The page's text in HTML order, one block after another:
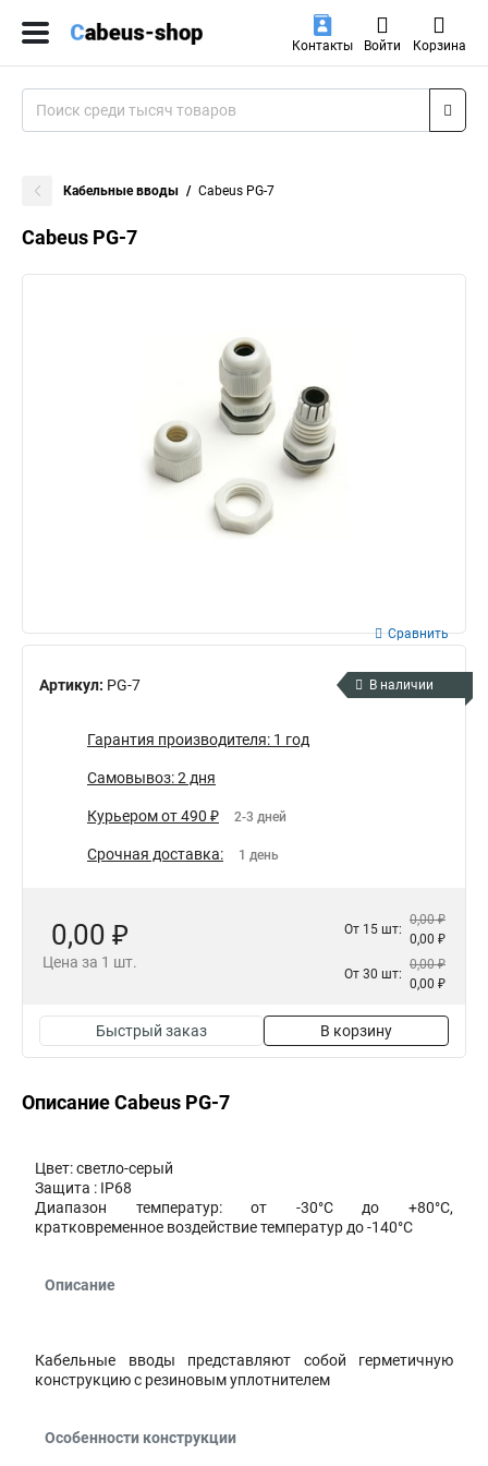
Контакты Войти Корзина
Кабельные вводы Cabeus PG-7
Cabeus PG-7
Артикул: PG-7
Сравнить
В наличии
Гарантия производителя: 1 год
Самовывоз: 2 дня
Курьером от 490 ₽ 2-3 дней
Срочная доставка: 1 день
0,00 ₽
Цена за 1 шт.
От 15 шт:
0,00 ₽
0,00 ₽
От 30 шт:
0,00 ₽
0,00 ₽
Быстрый заказ В корзину
Описание Cabeus PG-7
Описание
Цвет: светло-серый
Защита : IP68
Диапазон температур: от -30°C до +80°C,
кратковременное воздействие температур до -140°С
Особенности конструкции
Кабельные вводы представляют собой герметичную
конструкцию с резиновым уплотнителем